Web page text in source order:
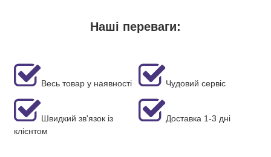
Наші переваги:
Весь товар у наявності Чудовий сервіс
Швидкий зв'язок із
клієнтом
Доставка 1-3 дні